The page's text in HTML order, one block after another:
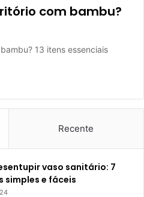
com bambu?
13 itens essenciais
Recente
vaso sanitário: 7
simples e fáceis